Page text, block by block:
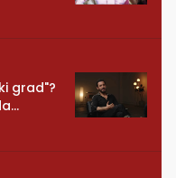
grad"?